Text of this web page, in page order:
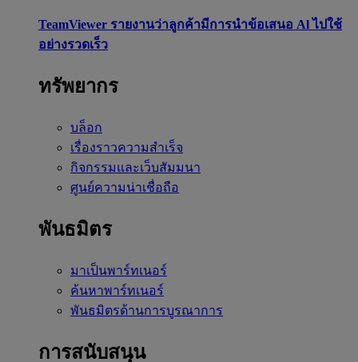
TeamViewer รายงานว่าลูกค้ามีการนำข้อเสนอ Al ไปใช้
อย่างรวดเร็ว
ทรัพยากร
บล็อก
เรื่องราวความสำเร็จ
กิจกรรมและเว็บสัมมนา
ศูนย์ความน่าเชื่อถือ
พันธมิตร
มาเป็นพาร์ทเนอร์
ค้นหาพาร์ทเนอร์
พันธมิตรด้านการบูรณาการ
การสนับสนุน